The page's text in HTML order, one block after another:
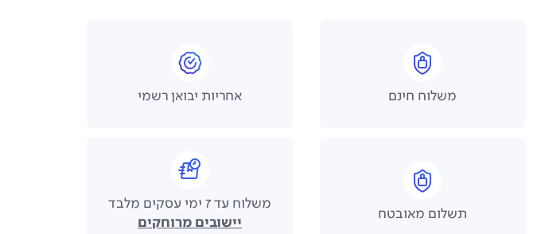
משלוח חינם אחריות יבואן רשמי
תשלום מאובטח
משלוח עד 7 ימי עסקים מלבד
יישובים מרוחקים